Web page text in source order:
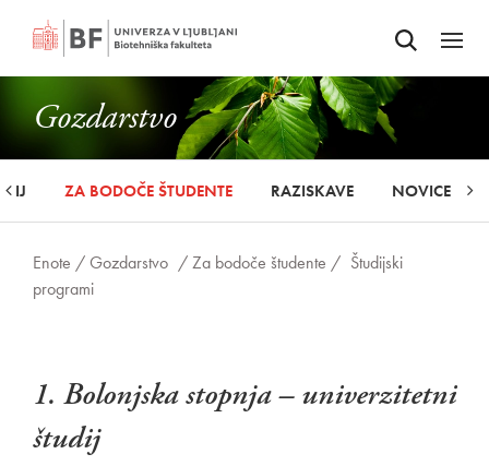
Odpri iskalnik
Odpri
Gozdarstvo
ZA BODOČE ŠTUDENTE RAZISKAVE NOVICE
Enote /Gozdarstvo / Za bodoče študente / Študijski
programi
1. Bolonjska stopnja – univerzitetni
študij